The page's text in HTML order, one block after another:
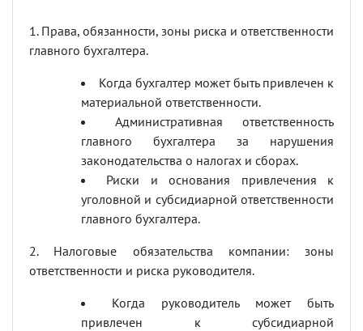
1. Права, обязанности, зоны риска и ответственности
главного бухгалтера.
Когда бухгалтер может быть привлечен к
материальной ответственности.
Административная ответственность
главного бухгалтера за нарушения
законодательства о налогах и сборах.
Риски и основания привлечения к
уголовной и субсидиарной ответственности
главного бухгалтера.
2. Налоговые обязательства компании: зоны
ответственности и риска руководителя.
Когда руководитель может быть
привлечен к субсидиарной